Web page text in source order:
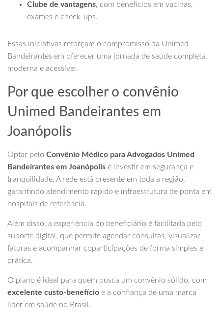
Clube de vantagens, com benefícios em vacinas,
exames e check-ups.
Essas iniciativas reforçam o compromisso da Unimed
Bandeirantes em oferecer uma jornada de saúde completa,
moderna e acessível.
Por que escolher o convênio
Unimed Bandeirantes em
Joanópolis
Optar pelo Convênio Médico para Advogados Unimed
Bandeirantes em Joanópolis é investir em segurança e
tranquilidade. A rede está presente em toda a região,
garantindo atendimento rápido e infraestrutura de ponta em
hospitais de referência.
Além disso, a experiência do beneficiário é facilitada pelo
suporte digital, que permite agendar consultas, visualizar
faturas e acompanhar coparticipações de forma simples e
prática.
O plano é ideal para quem busca um convênio sólido, com
excelente custo-benefício e a confiança de uma marca
líder em saúde no Brasil.